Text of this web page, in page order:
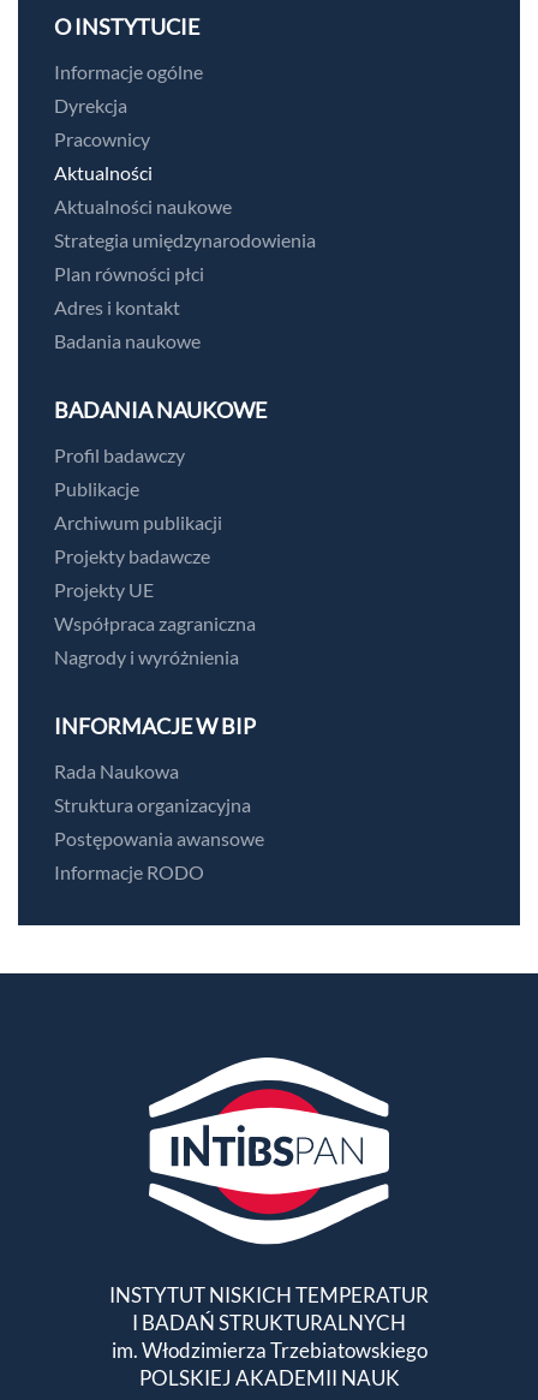
O INSTYTUCIE
Informacje ogólne
Dyrekcja
Pracownicy
Aktualności
Aktualności naukowe
Strategia umiędzynarodowienia
Plan równości płci
Adres i kontakt
Badania naukowe
BADANIA NAUKOWE
Profil badawczy
Publikacje
Archiwum publikacji
Projekty badawcze
Projekty UE
Współpraca zagraniczna
Nagrody i wyróżnienia
INFORMACJE W BIP
Rada Naukowa
Struktura organizacyjna
Postępowania awansowe
Informacje RODO
INSTYTUT NISKICH TEMPERATUR
I BADAŃ STRUKTURALNYCH
im. Włodzimierza Trzebiatowskiego
POLSKIEJ AKADEMII NAUK